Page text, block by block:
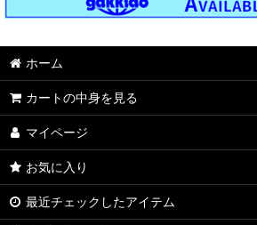
ホーム
カートの中身を見る
マイページ
お気に入り
最近チェックしたアイテム